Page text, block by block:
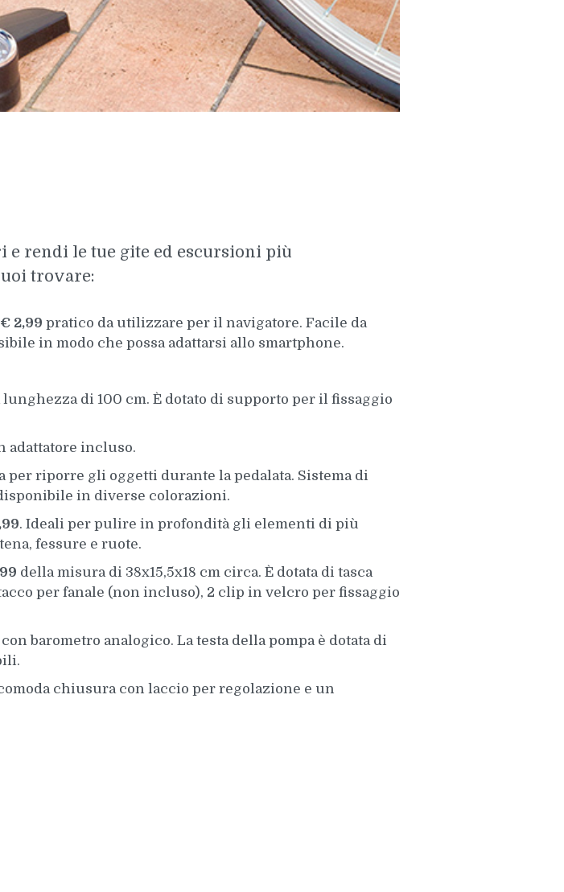
e rendi le tue gite ed escursioni più
trovare:
2,99 pratico da utilizzare per il navigatore. Facile da
in modo che possa adattarsi allo smartphone.
lunghezza di 100 cm. È dotato di supporto per il fissaggio
adattatore incluso.
per riporre gli oggetti durante la pedalata. Sistema di
in diverse colorazioni.
. Ideali per pulire in profondità gli elementi di più
fessure e ruote.
della misura di 38x15,5x18 cm circa. È dotata di tasca
per fanale (non incluso), 2 clip in velcro per fissaggio
con barometro analogico. La testa della pompa è dotata di
chiusura con laccio per regolazione e un